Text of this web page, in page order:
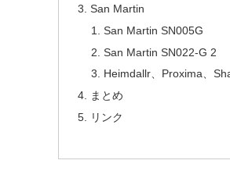
San Martin
San Martin SN005G
San Martin SN022-G 2
Heimdallr、Proxima、
まとめ
リンク